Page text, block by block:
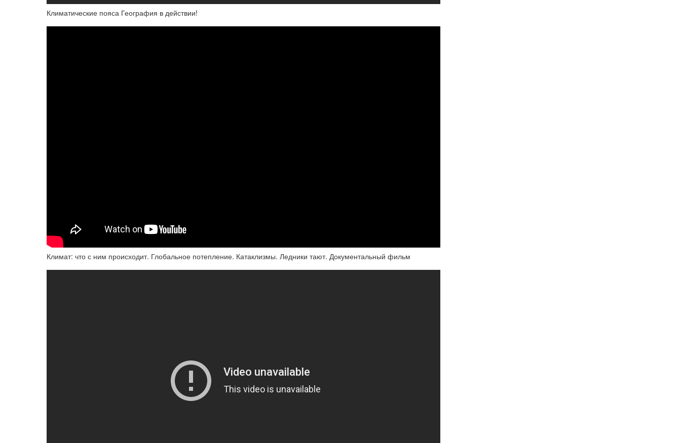
Климатические пояса География в действии!
Климат: что с ним происходит. Глобальное потепление. Катаклизмы. Ледники тают. Документальный фильм